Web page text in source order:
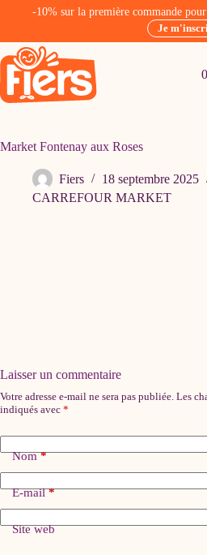
-10% sur la première commande
Je
Passer
au
contenu
Market Fontenay aux Roses
Fiers
18 septembre 2025
CARREFOUR MARKET
Laisser un commentaire
Votre adresse e-mail ne sera pas publiée. Les
indiqués avec *
Nom*
E-mail*
Site web